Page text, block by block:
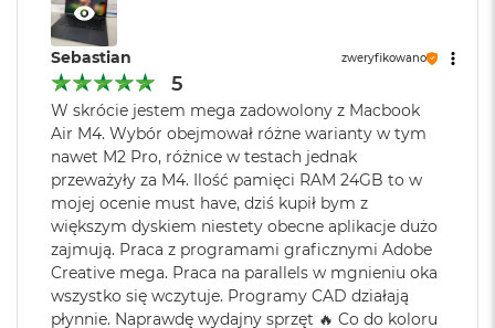
o
k
A
i
r
S
r
e
b
r
n
y
M
a
c
Wyświetlacz Liquid Retina
Wyświetlacz o przekątnej 13,6 cala z podświetleniem LED, w
technologii IPS1
Rozdzielczość natywna 2560 na 1664 piksele przy 224 pikselach na
Jasność 500 nitów
Kolory
Możliwość wyświetlania miliarda kolorów
Czytnik kart
pamięci:
Karta sieciowa
bezprzewodowa
WLAN
Wi-Fi 6E (802.11ax)
Kamera
internetowa
:
Kamera 12MP Center Stage z
obsługą funkcji Widok blatu
Sebastian zweryfikowano
5
W skrócie jestem mega zadowolony z Macbook
Air M4. Wybór obejmował różne warianty w tym
nawet M2 Pro, różnice w testach jednak
przeważyły za M4. Ilość pamięci RAM 24GB to w
mojej ocenie must have, dziś kupił bym z
większym dyskiem niestety obecne aplikacje dużo
zajmują. Praca z programami graficznymi Adobe
Creative mega. Praca na parallels w mgnieniu oka
wszystko się wczytuje. Programy CAD działają
płynnie. Naprawdę wydajny sprzęt 🔥 Co do koloru